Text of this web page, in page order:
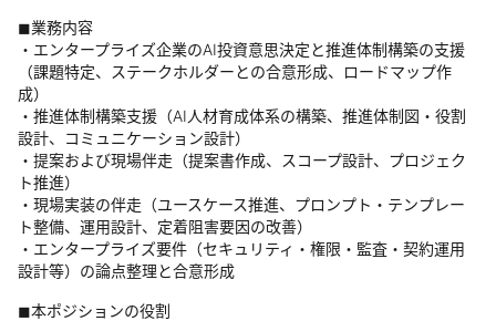
◼︎業務内容
・エンタープライズ企業のAI投資意思決定と推進体制構築の支援
（課題特定、ステークホルダーとの合意形成、ロードマップ作
成）
・推進体制構築支援（AI人材育成体系の構築、推進体制図・役割
設計、コミュニケーション設計）
・提案および現場伴走（提案書作成、スコープ設計、プロジェク
ト推進）
・現場実装の伴走（ユースケース推進、プロンプト・テンプレー
ト整備、運用設計、定着阻害要因の改善）
・エンタープライズ要件（セキュリティ・権限・監査・契約運用
設計等）の論点整理と合意形成
◼︎本ポジションの役割